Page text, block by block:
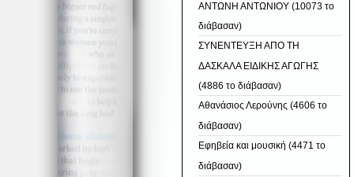
ΑΝΤΩΝΗ ΑΝΤΩΝΙΟΥ (10073 το
διάβασαν)
ΣΥΝΕΝΤΕΥΞΗ ΑΠΟ ΤΗ
ΔΑΣΚΑΛΑ ΕΙΔΙΚΗΣ ΑΓΩΓΗΣ
(4886 το διάβασαν)
Αθανάσιος Λερούνης (4606 το
διάβασαν)
Εφηβεία και μουσική (4471 το
διάβασαν)